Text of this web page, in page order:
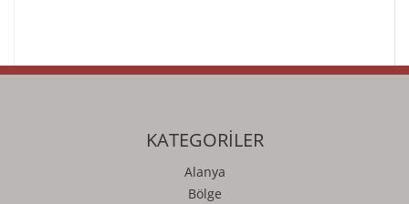
KATEGORİLER
Alanya
Bölge